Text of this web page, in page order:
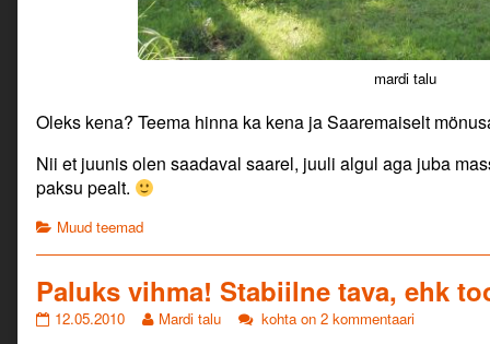
mardi talu
Oleks kena? Teema hinna ka kena ja Saaremaiselt
Nii et juunis olen saadaval saarel, juuli algul aga juba
paksu pealt.
Categories
Muud teemad
Paluks vihma! Stabiilne tava, ehk
Paluks
12.05.2010
Read
Mardi talu
Paluks
kohta on 2 kommentaari